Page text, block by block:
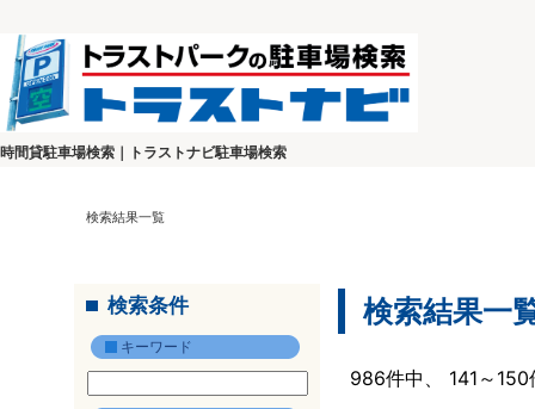
時間貸駐車場検索｜トラストナビ駐車場検索
検索結果一覧
検索条件
キーワード
検索結果一
986件中、 141～